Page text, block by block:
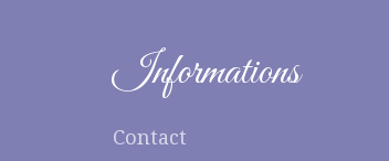
Informations
Contact